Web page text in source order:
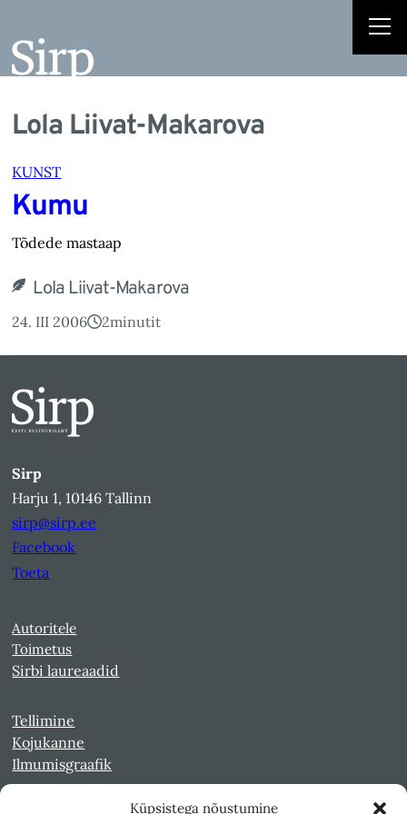
Küpsistega nõustumine
Lola Liivat-Makarova
KUNST
Kumu
Tõdede mastaap
Lola Liivat-Makarova
24. III 2006 2minutit
Sirp
Harju 1, 10146 Tallinn
sirp@sirp.ee
Facebook
Toeta
Autoritele
Toimetus
Sirbi laureaadid
Tellimine
Kojukanne
Ilmumisgraafik